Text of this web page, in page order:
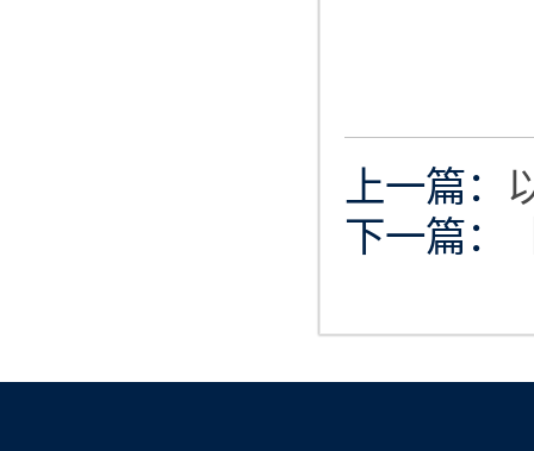
上一篇：
下一篇：